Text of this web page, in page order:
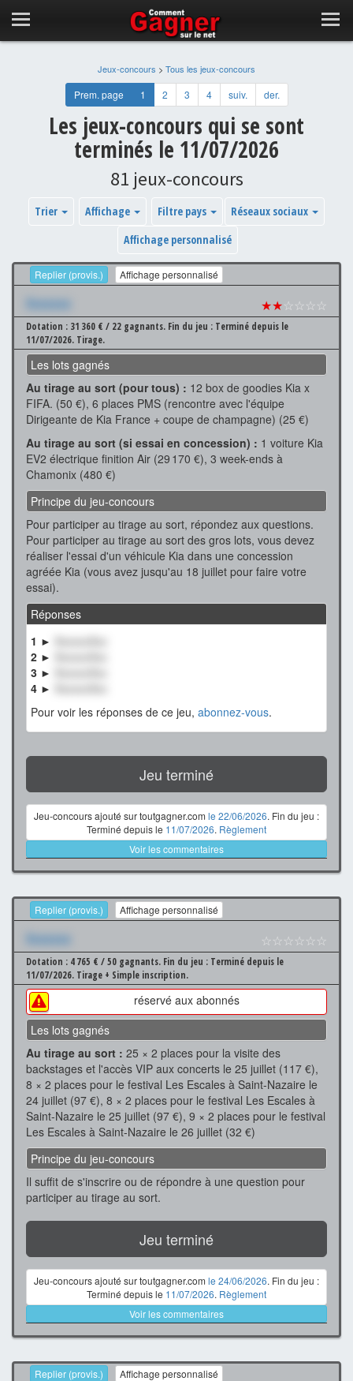
Jeux-concours > Tous les jeux-concours
Prem. page 1 2 3 4 suiv. der.
Les jeux-concours qui se sont
terminés le 11/07/2026
81 jeux-concours
Trier Affichage Filtre pays
Réseaux sociaux
Affichage personnalisé
Replier (provis.) Affichage personnalisé
Xxxxxxx ★★☆☆☆☆
Dotation : 31 360 € / 22 gagnants. Fin du jeu : Terminé depuis le
11/07/2026. Tirage.
Les lots gagnés
Au tirage au sort (pour tous) : 12 box de goodies Kia x
FIFA. (50 €), 6 places PMS (rencontre avec l'équipe
Dirigeante de Kia France + coupe de champagne) (25 €)
Au tirage au sort (si essai en concession) : 1 voiture Kia
EV2 électrique finition Air (29 170 €), 3 week-ends à
Chamonix (480 €)
Principe du jeu-concours
Pour participer au tirage au sort, répondez aux questions.
Pour participer au tirage au sort des gros lots, vous devez
réaliser l'essai d'un véhicule Kia dans une concession
agréée Kia (vous avez jusqu'au 18 juillet pour faire votre
essai).
Réponses
1 ►
2 ►
3 ►
4 ►
Pour voir les réponses de ce jeu, abonnez-vous.
Jeu terminé
Jeu-concours ajouté sur toutgagner.com le 22/06/2026. Fin du jeu :
Terminé depuis le 11/07/2026. Règlement
Voir les commentaires
Replier (provis.) Affichage personnalisé
Xxxxxxx ☆☆☆☆☆☆
Dotation : 4 765 € / 50 gagnants. Fin du jeu : Terminé depuis le
11/07/2026. Tirage + Simple inscription.
réservé aux abonnés
Les lots gagnés
Au tirage au sort : 25 × 2 places pour la visite des
backstages et l'accès VIP aux concerts le 25 juillet (117 €),
8 × 2 places pour le festival Les Escales à Saint-Nazaire le
24 juillet (97 €), 8 × 2 places pour le festival Les Escales à
Saint-Nazaire le 25 juillet (97 €), 9 × 2 places pour le festival
Les Escales à Saint-Nazaire le 26 juillet (32 €)
Principe du jeu-concours
Il suffit de s'inscrire ou de répondre à une question pour
participer au tirage au sort.
Jeu terminé
Jeu-concours ajouté sur toutgagner.com le 24/06/2026. Fin du jeu :
Terminé depuis le 11/07/2026. Règlement
Voir les commentaires
Replier (provis.) Affichage personnalisé